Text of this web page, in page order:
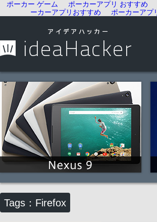
ポーカー ゲーム ポーカーアプリ おすすめ
ーカーアプリおすすめ
ポーカーアプ
Tags：Firefox